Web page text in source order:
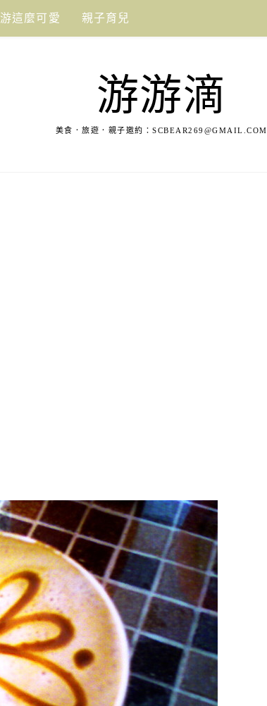
游這麼可愛 親子育兒
游游滴
美食．旅遊．親子邀約： SCBEAR269@GMAIL.COM